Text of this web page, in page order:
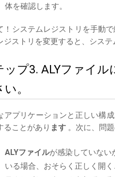
体を確認します。
！システムレジストリを手動
ジストリを変更すると、シス
ップ3. ALYファイ
。
アプリケーションと正しい構
ることがあり ます 。次に、問
ALYファイルが感染していない
いる場合、おそらく正しく開